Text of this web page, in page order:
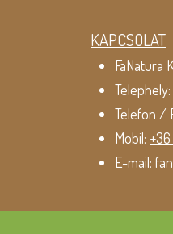
KAPCSOLAT
FaNatura
Telephely:
Telefon /
Mobil:
E-mail: